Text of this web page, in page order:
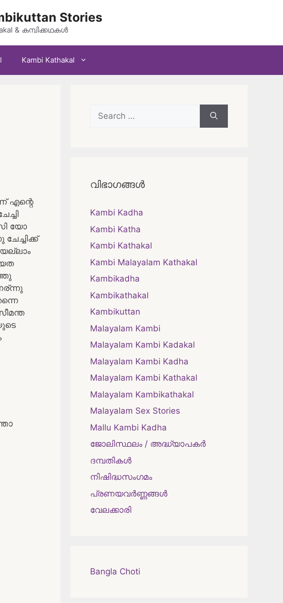
Stories
& കമ്പിക്കഥകൾ
Kambi Kathakal
എന്റെ
യോ
Search
for:
വിഭാഗങ്ങൾ
Kambi Kadha
Kambi Katha
Kambi Kathakal
Kambi Malayalam Kathakal
Kambikadha
Kambikathakal
Kambikuttan
Malayalam Kambi
Malayalam Kambi Kadakal
Malayalam Kambi Kadha
Malayalam Kambi Kathakal
Malayalam Kambikathakal
Malayalam Sex Stories
Mallu Kambi Kadha
ജോലിസ്ഥലം / അദ്ധ്യാപകർ
ദമ്പതികള്‍
നിഷിദ്ധസംഗമം
പ്രണയവർണ്ണങ്ങൾ
വേലക്കാരി
Bangla Choti